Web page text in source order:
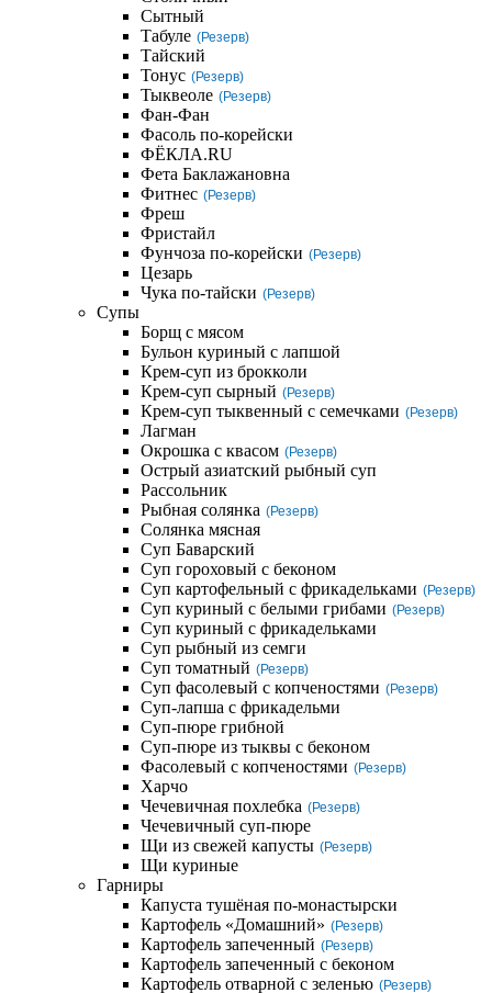
Сытный
Табуле (Резерв)
Тайский
Тонус (Резерв)
Тыквеоле (Резерв)
Фан-Фан
Фасоль по-корейски
ФЁКЛА.RU
Фета Баклажановна
Фитнес (Резерв)
Фреш
Фристайл
Фунчоза по-корейски (Резерв)
Цезарь
Чука по-тайски (Резерв)
Супы
Борщ с мясом
Бульон куриный с лапшой
Крем-суп из брокколи
Крем-суп сырный (Резерв)
Крем-суп тыквенный с семечками (Резерв)
Лагман
Окрошка с квасом (Резерв)
Острый азиатский рыбный суп
Рассольник
Рыбная солянка (Резерв)
Солянка мясная
Суп Баварский
Суп гороховый с беконом
Суп картофельный с фрикадельками (Резерв)
Суп куриный с белыми грибами (Резерв)
Суп куриный с фрикадельками
Суп рыбный из семги
Суп томатный (Резерв)
Суп фасолевый с копченостями (Резерв)
Суп-лапша с фрикадельми
Суп-пюре грибной
Суп-пюре из тыквы с беконом
Фасолевый с копченостями (Резерв)
Харчо
Чечевичная похлебка (Резерв)
Чечевичный суп-пюре
Щи из свежей капусты (Резерв)
Щи куриные
Гарниры
Капуста тушёная по-монастырски
Картофель «Домашний» (Резерв)
Картофель запеченный (Резерв)
Картофель запеченный с беконом
Картофель отварной с зеленью (Резерв)